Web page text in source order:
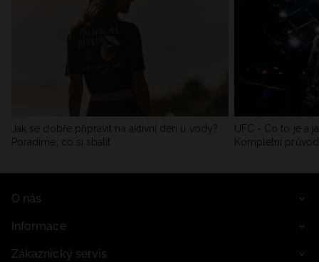
Jak se dobře připravit na aktivní den u vody?
Poradíme, co si sbalit
UFC - Co to je a
Kompletní
O nás
Informace
Zákaznický servis